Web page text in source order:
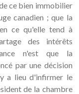
ce bien immobilier
canadien ; que la
ce qu'elle tend à
des intérêts
n'est que la
par une décision
a lieu d'infirmer le
de la chambre